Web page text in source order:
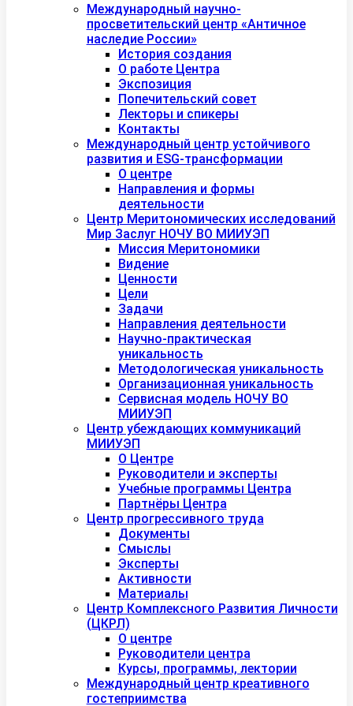
Международный научно-
просветительский центр «Античное
наследие России»
История создания
О работе Центра
Экспозиция
Попечительский совет
Лекторы и спикеры
Контакты
Международный центр устойчивого
развития и ESG-трансформации
О центре
Направления и формы
деятельности
Центр Меритономических исследований
Мир Заслуг НОЧУ ВО МИИУЭП
Миссия Меритономики
Видение
Ценности
Цели
Задачи
Направления деятельности
Научно-практическая
уникальность
Методологическая уникальность
Организационная уникальность
Сервисная модель НОЧУ ВО
МИИУЭП
Центр убеждающих коммуникаций
МИИУЭП
О Центре
Руководители и эксперты
Учебные программы Центра
Партнёры Центра
Центр прогрессивного труда
Документы
Смыслы
Эксперты
Активности
Материалы
Центр Комплексного Развития Личности
(ЦКРЛ)
О центре
Руководители центра
Курсы, программы, лектории
Международный центр креативного
гостеприимства